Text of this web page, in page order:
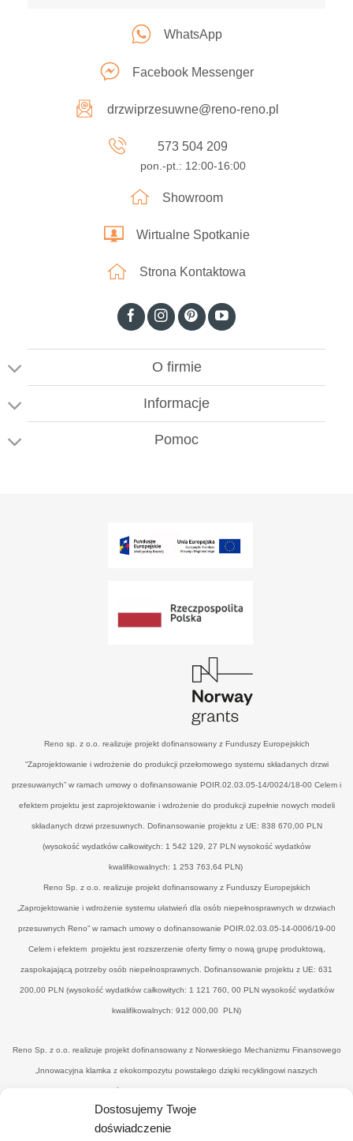
Dostosujemy Twoje
doświadczenie
WhatsApp
Facebook Messenger
drzwiprzesuwne@reno-reno.pl
573 504 209
pon.-pt.: 12:00-16:00
Showroom
Wirtualne Spotkanie
Strona Kontaktowa
O firmie
Informacje
Pomoc
Reno sp. z o.o. realizuje projekt dofinansowany z Funduszy Europejskich
“Zaprojektowanie i wdrożenie do produkcji przełomowego systemu składanych drzwi
przesuwanych” w ramach umowy o dofinansowanie POIR.02.03.05-14/0024/18-00 Celem i
efektem projektu jest zaprojektowanie i wdrożenie do produkcji zupełnie nowych modeli
składanych drzwi przesuwnych. Dofinansowanie projektu z UE: 838 670,00 PLN
(wysokość wydatków całkowitych: 1 542 129, 27 PLN wysokość wydatków
kwalifikowalnych: 1 253 763,64 PLN)
Reno Sp. z o.o. realizuje projekt dofinansowany z Funduszy Europejskich
„Zaprojektowanie i wdrożenie systemu ułatwień dla osób niepełnosprawnych w drzwiach
przesuwnych Reno” w ramach umowy o dofinansowanie POIR.02.03.05-14-0006/19-00
Celem i efektem projektu jest rozszerzenie oferty firmy o nową grupę produktową,
zaspokajającą potrzeby osób niepełnosprawnych. Dofinansowanie projektu z UE: 631
200,00 PLN (wysokość wydatków całkowitych: 1 121 760, 00 PLN wysokość wydatków
kwalifikowalnych: 912 000,00 PLN)
Reno Sp. z o.o. realizuje projekt dofinansowany z Norweskiego Mechanizmu Finansowego
„Innowacyjna klamka z ekokompozytu powstałego dzięki recyklingowi naszych
NORW.19.01.04-14-0041/20-00. Celem i efektemjest uzyskanie nowego, konkurencyjnego
produktu - eko-klamki, zredukowanie ilości drewnopochodnych odpadów przez wtórne ich